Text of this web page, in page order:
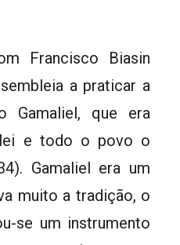
Francisco Biasin
a praticar a
Gamaliel, que era
e todo o povo o
Gamaliel era um
muito a tradição, o
se um instrumento